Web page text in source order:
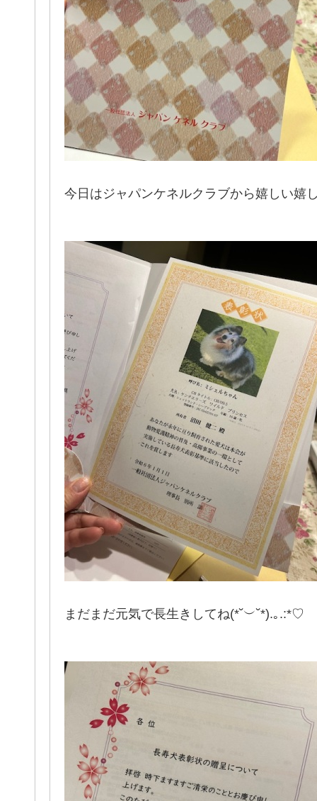
今日はジャパンケネルクラブから嬉しい嬉
まだまだ元気で長生きしてね(*˘︶˘*).｡.:*♡